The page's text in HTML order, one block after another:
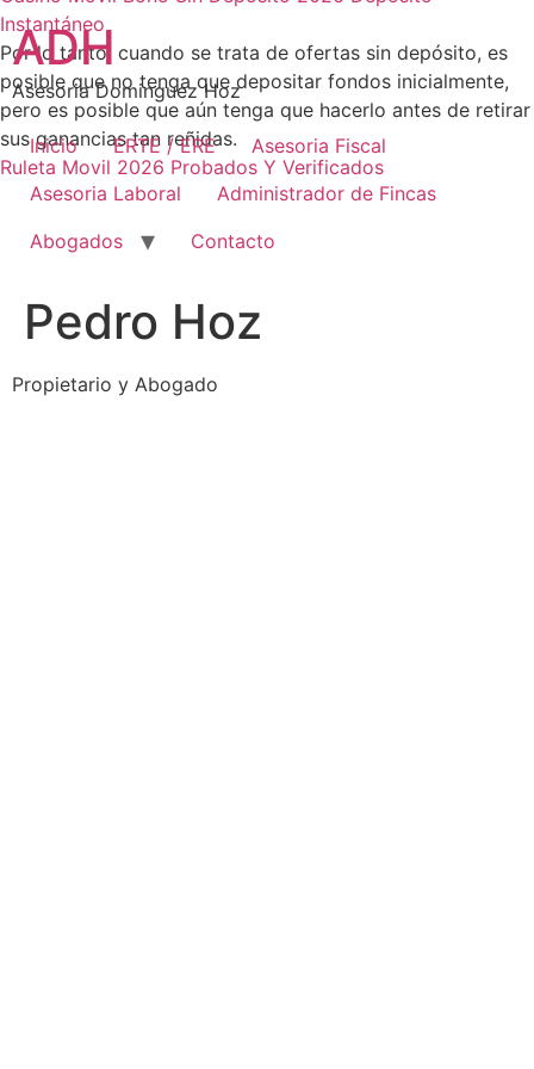
Instantáneo
Por lo tanto, cuando se trata de ofertas sin depósito, es
posible que no tenga que depositar fondos inicialmente,
pero es posible que aún tenga que hacerlo antes de retirar
sus ganancias tan reñidas.
Ruleta Movil 2026 Probados Y Verificados
Skip
to
content
ADH
Asesoria Dominguez Hoz
Inicio ERTE / ERE
Asesoria Fiscal
Asesoria Laboral
Administrador de Fincas
Abogados
Contacto
Pedro Hoz
Propietario y Abogado